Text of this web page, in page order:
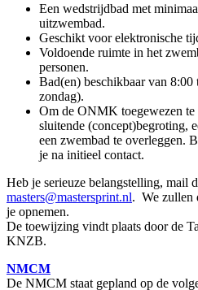
Een wedstrijdbad met
uitzwembad.
Geschikt voor elektronische
Voldoende ruimte in het
personen.
Bad(en) beschikbaar van
zondag).
Om de ONMK toegewezen te
sluitende (concept)begroting,
een zwembad te overleggen.
je na initieel contact.
Heb je serieuze belangstelling, mail
masters@mastersprint.nl. We zullen
je opnemen.
De toewijzing vindt plaats door de
KNZB.
NMCM
De NMCM staat gepland op de